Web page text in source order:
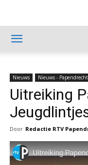
Nieuws Nieuws - Papendrecht
Uitreiking
Door Redactie RTV